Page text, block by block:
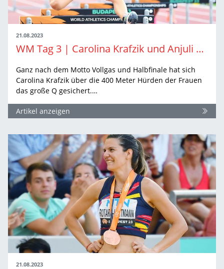
21.08.2023
WM Tag 3 | Carolina Krafzik und Anjuli Knäsche in den Qualifikationswettbewerben
Ganz nach dem Motto Vollgas und Halbfinale hat sich
Carolina Krafzik über die 400 Meter Hürden der Frauen
das große Q gesichert.…
Artikel anzeigen
21.08.2023